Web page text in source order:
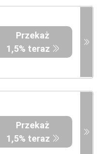
Przekaż
1,5% teraz
Przekaż
1,5% teraz